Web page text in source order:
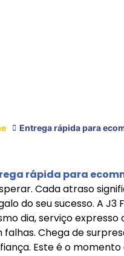
Entrega rápida para
rápida para
Cada atraso
do seu sucesso. A
dia, serviço
falhas. Chega de
Este é o